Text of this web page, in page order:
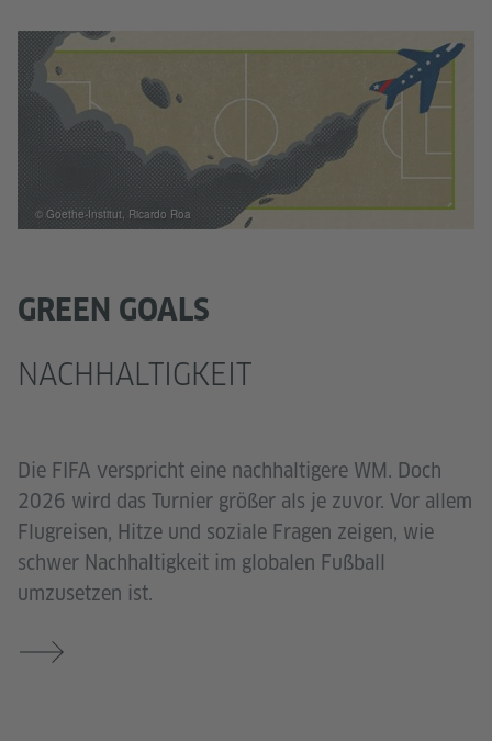
GREEN GOALS
NACHHALTIGKEIT
Die FIFA verspricht eine nachhaltigere WM. Doch
2026 wird das Turnier größer als je zuvor. Vor allem
Flugreisen, Hitze und soziale Fragen zeigen, wie
schwer Nachhaltigkeit im globalen Fußball
umzusetzen ist.
© Goethe-Institut, Ricardo Roa